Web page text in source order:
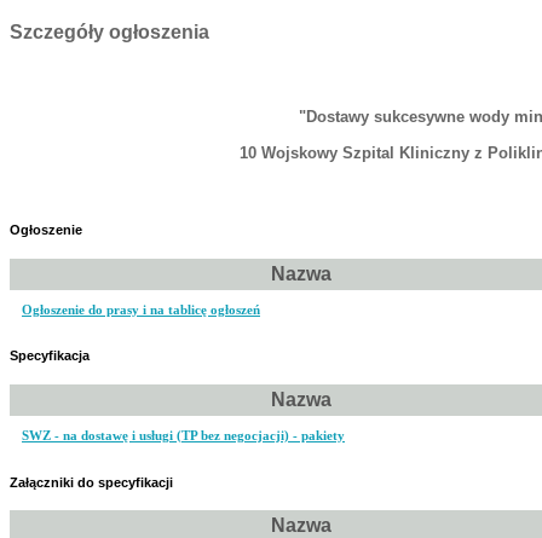
Szczegóły ogłoszenia
"Dostawy sukcesywne wody
10 Wojskowy Szpital Kliniczny z
Ogłoszenie
Nazwa
Ogłoszenie do prasy i na tablicę ogłoszeń
Specyfikacja
Nazwa
SWZ - na dostawę i usługi (TP bez negocjacji) - pakiety
Załączniki do specyfikacji
Nazwa